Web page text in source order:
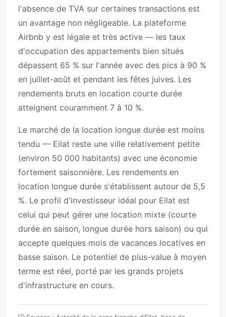
l'absence de TVA sur certaines transactions est
un avantage non négligeable. La plateforme
Airbnb y est légale et très active — les taux
d'occupation des appartements bien situés
dépassent 65 % sur l'année avec des pics à 90 %
en juillet-août et pendant les fêtes juives. Les
rendements bruts en location courte durée
atteignent couramment 7 à 10 %.
Le marché de la location longue durée est moins
tendu — Eilat reste une ville relativement petite
(environ 50 000 habitants) avec une économie
fortement saisonnière. Les rendements en
location longue durée s'établissent autour de 5,5
%. Le profil d'investisseur idéal pour Eilat est
celui qui peut gérer une location mixte (courte
durée en saison, longue durée hors saison) ou qui
accepte quelques mois de vacances locatives en
basse saison. Le potentiel de plus-value à moyen
terme est réel, porté par les grands projets
d'infrastructure en cours.